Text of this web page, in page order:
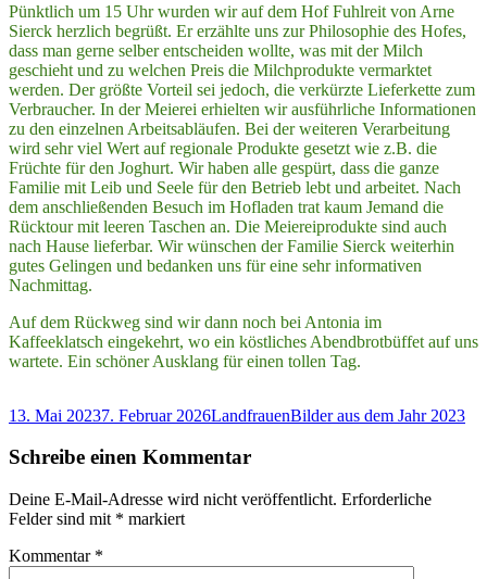
Pünktlich um 15 Uhr wurden wir auf dem Hof Fuhlreit von Arne
Sierck herzlich begrüßt. Er erzählte uns zur Philosophie des Hofes,
dass man gerne selber entscheiden wollte, was mit der Milch
geschieht und zu welchen Preis die Milchprodukte vermarktet
werden. Der größte Vorteil sei jedoch, die verkürzte Lieferkette zum
Verbraucher. In der Meierei erhielten wir ausführliche Informationen
zu den einzelnen Arbeitsabläufen. Bei der weiteren Verarbeitung
wird sehr viel Wert auf regionale Produkte gesetzt wie z.B. die
Früchte für den Joghurt. Wir haben alle gespürt, dass die ganze
Familie mit Leib und Seele für den Betrieb lebt und arbeitet. Nach
dem anschließenden Besuch im Hofladen trat kaum Jemand die
Rücktour mit leeren Taschen an. Die Meiereiprodukte sind auch
nach Hause lieferbar. Wir wünschen der Familie Sierck weiterhin
gutes Gelingen und bedanken uns für eine sehr informativen
Nachmittag.
Auf dem Rückweg sind wir dann noch bei Antonia im
Kaffeeklatsch eingekehrt, wo ein köstliches Abendbrotbüffet auf uns
wartete. Ein schöner Ausklang für einen tollen Tag.
Veröffentlicht
13. Mai 20237. Februar 2026Autor
LandfrauenKategorien
Bilder aus dem Jahr 2023
Schreibe einen Kommentar
Deine E-Mail-Adresse wird nicht veröffentlicht. Erforderliche
Felder sind mit * markiert
Kommentar *